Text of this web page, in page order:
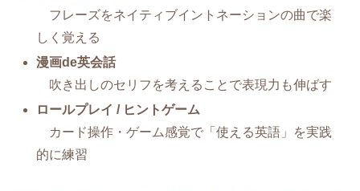
フレーズをネイティブイントネーションの曲で楽
しく覚える
漫画de英会話
吹き出しのセリフを考えることで表現力も伸ばす
ロールプレイ / ヒントゲーム
カード操作・ゲーム感覚で「使える英語」を実践
的に練習